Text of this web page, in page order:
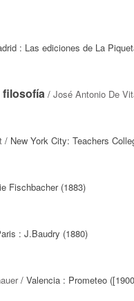
: Las ediciones de La
filosofía / José Antonio De
/ New York City: Teachers
Fischbacher (1883)
: J.Baudry (1880)
/ Valencia : Prometeo